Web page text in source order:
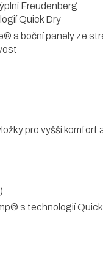
Freudenberg
Quick Dry
a boční panely ze
pro vyšší komfort
s technologií